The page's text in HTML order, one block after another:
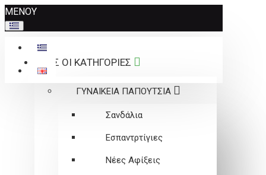
Σημείωση:
Αυτός
ο
ιστότοπος
περιλαμβάνει
ΜΕΝΟΥ
ΟΛΕΣ ΟΙ ΚΑΤΗΓΟΡΙΕΣ
ΓΥΝΑΙΚΕΙΑ ΠΑΠΟΥΤΣΙΑ
Σανδάλια
Εσπαντρτίγιες
Νέες Αφίξεις